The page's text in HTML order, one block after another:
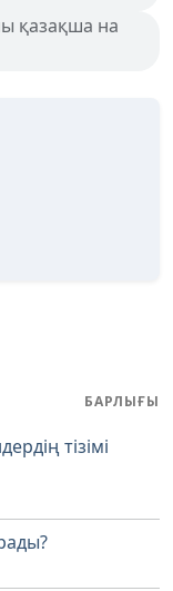
қазақша на
БАРЛЫҒЫ
тізімі